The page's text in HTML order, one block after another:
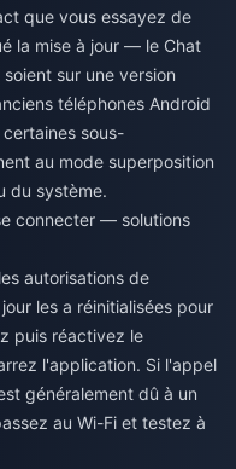
que vous essayez de
la mise à jour — le Chat
sur une version
téléphones Android
sous-
au mode superposition
du système.
connecter — solutions
autorisations de
les a réinitialisées pour
puis réactivez le
l'application. Si l'appel
généralement dû à un
au Wi-Fi et testez à